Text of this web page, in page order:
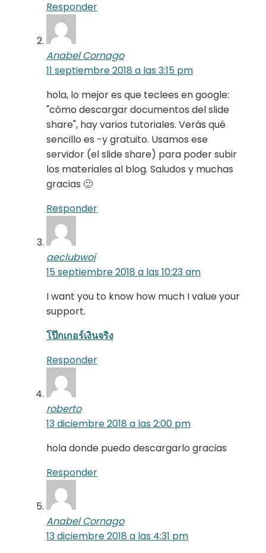
Responder
Anabel Cornago
11 septiembre 2018 a las 3:15 pm
hola, lo mejor es que teclees en google:
"cómo descargar documentos del slide
share", hay varios tutoriales. Verás qué
sencillo es -y gratuito. Usamos ese
servidor (el slide share) para poder subir
los materiales al blog. Saludos y muchas
gracias 🙂
Responder
aeclubwoi
15 septiembre 2018 a las 10:23 am
I want you to know how much I value your
support.
โป๊กเกอร์เงินจริง
Responder
roberto
13 diciembre 2018 a las 2:00 pm
hola donde puedo descargarlo gracias
Responder
Anabel Cornago
13 diciembre 2018 a las 4:31 pm